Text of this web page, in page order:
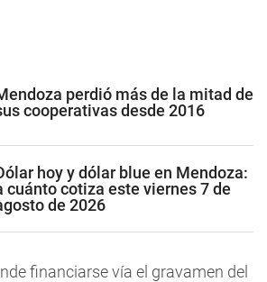
perdió más de la mitad de
cooperativas desde 2016
hoy y dólar blue en Mendoza:
cuánto cotiza este viernes 7 de
de 2026
financiarse vía el gravamen del